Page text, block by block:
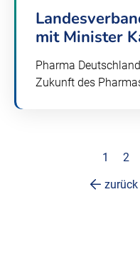
mit Minister
Pharma
Zukunft des
zurück
1 2